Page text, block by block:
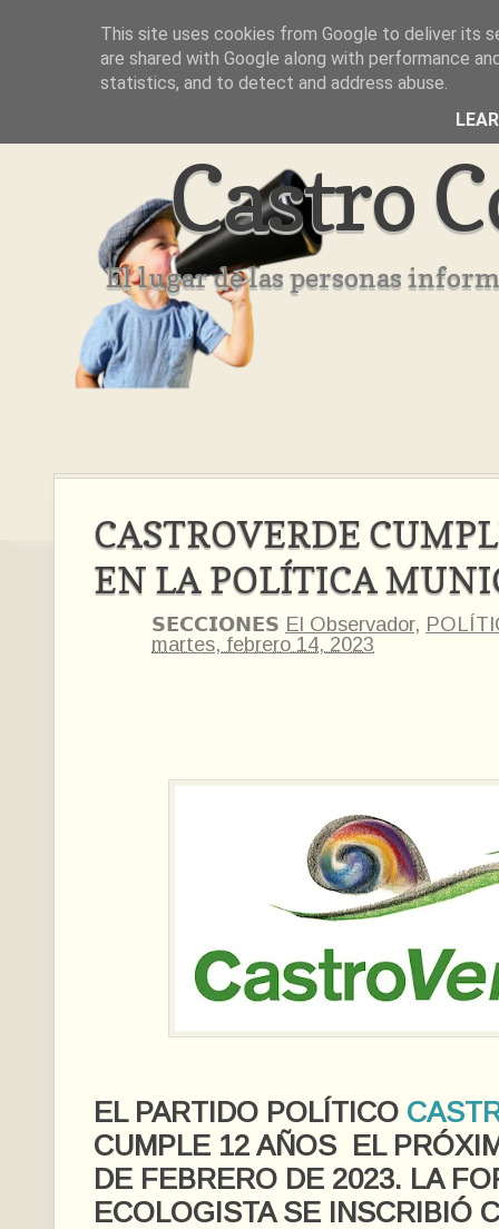
Inicio Aviso Legal Quienes Somos ??
Castro
El lugar de las personas
CASTROVERDE
EN LA POLÍTICA
𝗦𝗘𝗖𝗖𝗜𝗢𝗡𝗘𝗦 El Observador,
martes, febrero 14, 2023
EL PARTIDO POLÍTICO
CUMPLE 12 AÑOS EL
DE FEBRERO DE 2023. LA
ECOLOGISTA SE INSCRIBIÓ
This site uses cookies from Google to deliver its
are shared with Google along with performance
statistics, and to detect and address abuse.